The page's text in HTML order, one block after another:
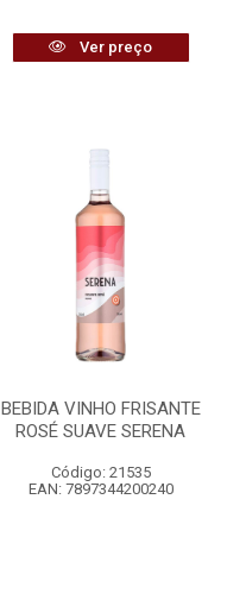
Ver preço
BEBIDA VINHO FRISANTE
ROSÉ SUAVE SERENA
Código: 21535
EAN: 7897344200240